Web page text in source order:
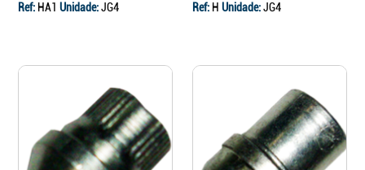
Ref: HA1 Unidade:JG4 Ref: H Unidade:JG4